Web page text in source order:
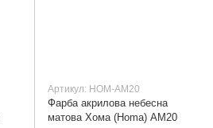
Артикул: HOM-AM20
Фарба акрилова небесна
матова Хома (Homa) АМ20